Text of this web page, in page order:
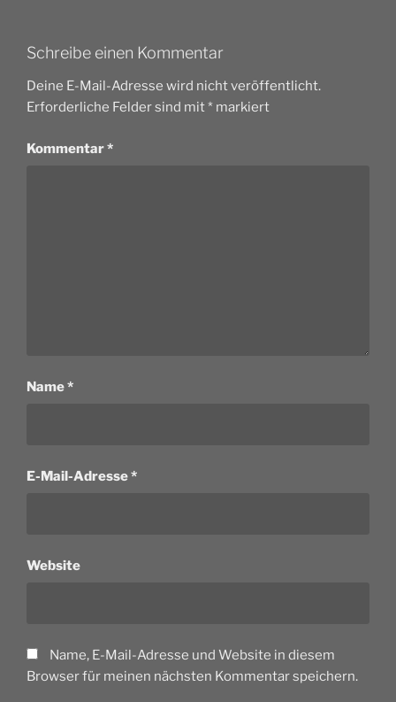
Schreibe einen Kommentar
Deine E-Mail-Adresse wird nicht veröffentlicht.
Erforderliche Felder sind mit* markiert
Kommentar*
Name*
E-Mail-Adresse*
Website
Name, E-Mail-Adresse und Website in diesem
Browser für meinen nächsten Kommentar speichern.